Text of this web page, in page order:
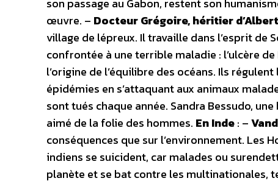
son passage au Gabon, restent son
œuvre. – Docteur Grégoire, héritier
village de lépreux. Il travaille dans l’esprit de
confrontée à une terrible maladie : l’ulcère de
l’origine de l’équilibre des océans. Ils
épidémies en s’attaquant aux animaux
sont tués chaque année. Sandra Bessudo,
aimé de la folie des hommes. En Inde: –
conséquences que sur l’environnement. Les
indiens se suicident, car malades ou
planète et se bat contre les multinationales,